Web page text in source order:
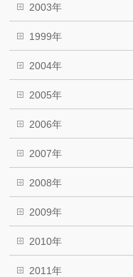
2003年
1999年
2004年
2005年
2006年
2007年
2008年
2009年
2010年
2011年